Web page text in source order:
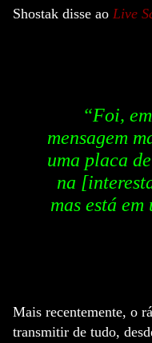
Shostak disse ao Live
“Foi,
mensagem
uma placa
na
mas está
Mais recentemente, o
transmitir de tudo,